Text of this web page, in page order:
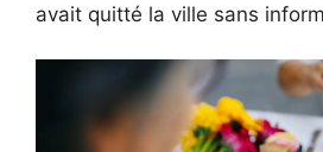
avait quitté la ville sans